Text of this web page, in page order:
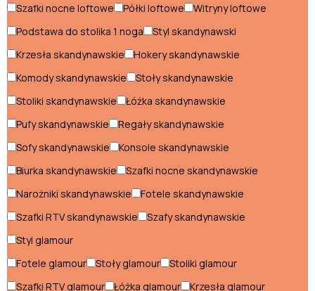
Szafy loftowe
Witryny loftowe
Styl nowoczesny
Biurka nowoczesne
Fotele nowoczesne
Hokery nowoczesne
Konsole nowoczesne
Krzesła nowoczesne
Szafki nocne loftowe
Półki loftowe
Witryny loftowe
Podstawa do stolika 1 noga
Styl skandynawski
Krzesła skandynawskie
Hokery skandynawskie
Komody skandynawskie
Stoły skandynawskie
Stoliki skandynawskie
Łóżka skandynawskie
Pufy skandynawskie
Regały skandynawskie
Sofy skandynawskie
Konsole skandynawskie
Biurka skandynawskie
Szafki nocne skandynawskie
Narożniki skandynawskie
Fotele skandynawskie
Szafki RTV skandynawskie
Szafy skandynawskie
Styl glamour
Fotele glamour
Stoły glamour
Stoliki glamour
Szafki RTV glamour
Łóżka glamour
Krzesła glamour